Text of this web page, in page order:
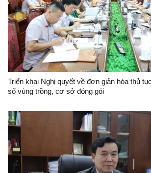
Triển khai Nghị quyết về đơn giản hóa thủ
số vùng trồng, cơ sở đóng gói